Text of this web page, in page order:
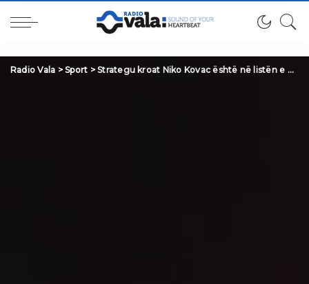
Radio Vala >Sport >Strategu kroat Niko Kovac është në listën e ngushtë te FFK-së